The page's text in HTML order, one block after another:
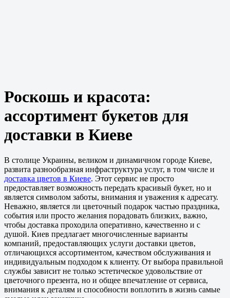
Роскошь и красота:
ассортимент букетов для
доставки в Киеве
В столице Украины, великом и динамичном городе Киеве,
развита разнообразная инфраструктура услуг, в том числе и
доставка цветов в Киеве. Этот сервис не просто
предоставляет возможность передать красивый букет, но и
является символом заботы, внимания и уважения к адресату.
Неважно, является ли цветочный подарок частью праздника,
события или просто желания порадовать близких, важно,
чтобы доставка проходила оперативно, качественно и с
душой. Киев предлагает многочисленные варианты
компаний, предоставляющих услуги доставки цветов,
отличающихся ассортиментом, качеством обслуживания и
индивидуальным подходом к клиенту. От выбора правильной
службы зависит не только эстетическое удовольствие от
цветочного презента, но и общее впечатление от сервиса,
внимания к деталям и способности воплотить в жизнь самые